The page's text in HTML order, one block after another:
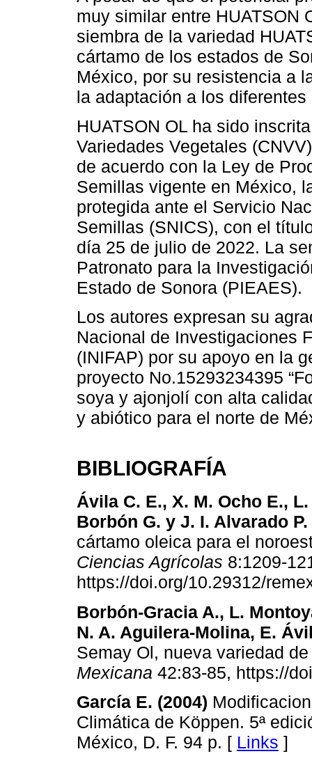
muy similar entre HUATSON
siembra de la variedad
cártamo de los estados de
México, por su resistencia a
la adaptación a los
HUATSON OL ha sido
Variedades Vegetales
de acuerdo con la Ley de
Semillas vigente en México,
protegida ante el Servicio
Semillas (SNICS), con el
día 25 de julio de 2022. La
Patronato para la
Estado de Sonora (PIEAES).
Los autores expresan su
Nacional de Investigaciones
(INIFAP) por su apoyo en la
proyecto No.15293234395
soya y ajonjolí con alta
y abiótico para el norte de
BIBLIOGRAFÍA
Ávila C. E., X. M. Ocho E.,
Borbón G. y J. I. Alvarado P.
cártamo oleica para el
Ciencias Agrícolas 8:1209-
https://doi.org/10.29312/
Borbón-Gracia A., L.
N. A. Aguilera-Molina, E.
Semay Ol, nueva variedad
Mexicana 42:83-85, https://
García E. (2004)
Climática de Köppen. 5ª
México, D. F. 94 p. [ Links ]